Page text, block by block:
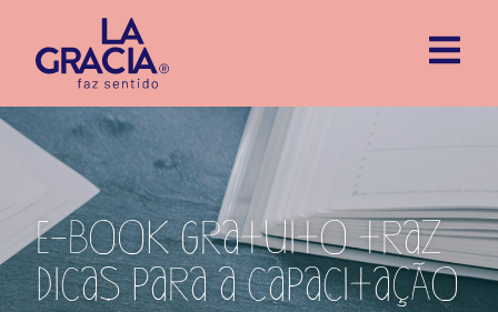
E-book gratuito traz
dicas para a capacitação